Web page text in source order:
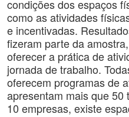
condições dos espaços
como as atividades
e incentivadas.
fizeram parte da
oferecer a prática de
jornada de trabalho.
oferecem programas de
apresentam mais que
10 empresas, existe